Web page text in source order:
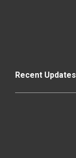
Recent Updates